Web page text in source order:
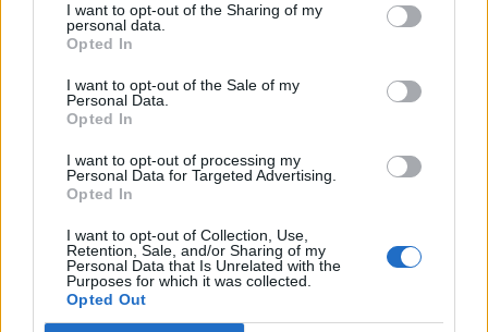
I want to opt-out of the Sharing of my
personal data.
Opted In
I want to opt-out of the Sale of my
Personal Data.
Opted In
I want to opt-out of processing my
Personal Data for Targeted Advertising.
Opted In
I want to opt-out of Collection, Use,
Retention, Sale, and/or Sharing of my
Personal Data that Is Unrelated with the
Purposes for which it was collected.
Opted Out
Calendario lunar de febrero de 2024
Calendario lunar de marzo de 2024
Calendario lunar de abril de 2024
Calendario lunar de mayo de 2024
Calendario lunar de julio de 2024
Calendario lunar de agosto de 2024